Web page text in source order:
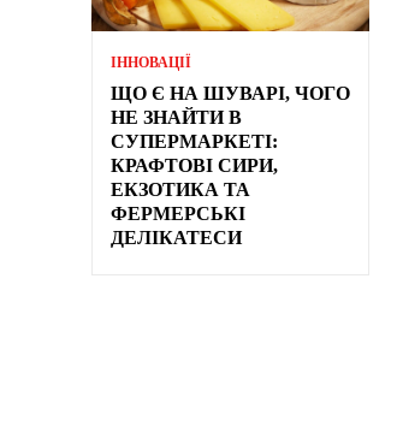
ІННОВАЦІЇ
ЩО Є НА ШУВАРІ, ЧОГО
НЕ ЗНАЙТИ В
СУПЕРМАРКЕТІ:
КРАФТОВІ СИРИ,
ЕКЗОТИКА ТА
ФЕРМЕРСЬКІ
ДЕЛІКАТЕСИ